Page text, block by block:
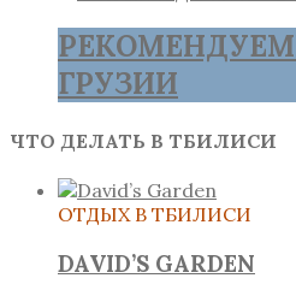
ГРУЗИИ
ЧТО ДЕЛАТЬ В ТБИЛИСИ
ОТДЫХ В ТБИЛИСИ
DAVID’S GARDEN